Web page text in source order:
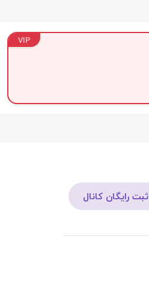
VIP
ثبت رایگان کانال